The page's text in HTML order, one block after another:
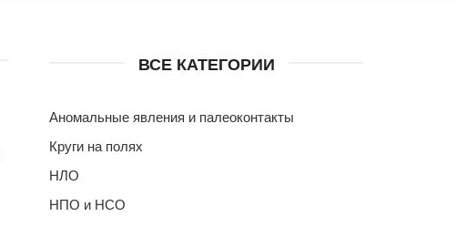
ВСЕ КАТЕГОРИИ
Аномальные явления и палеоконтакты
Круги на полях
НЛО
НПО и НСО